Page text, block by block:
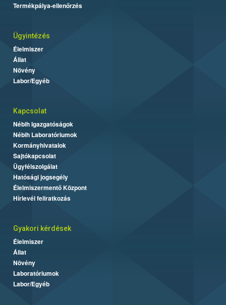
Termékpálya-ellenőrzés
Ügyintézés
Élelmiszer
Állat
Növény
Labor/Egyéb
Kapcsolat
Nébih Igazgatóságok
Nébih Laboratóriumok
Kormányhivatalok
Sajtókapcsolat
Ügyfélszolgálat
Hatósági jogsegély
Élelmiszermentő Központ
Hírlevél feliratkozás
Gyakori kérdések
Élelmiszer
Állat
Növény
Laboratóriumok
Labor/Egyéb